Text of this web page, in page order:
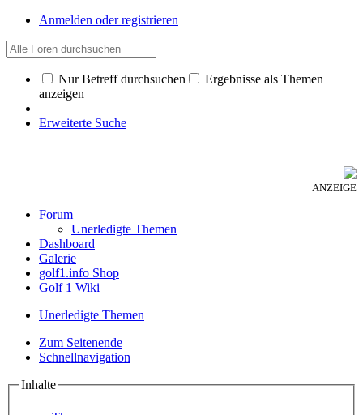
Anmelden oder registrieren
Nur Betreff durchsuchen
Ergebnisse als Themen
anzeigen
Erweiterte Suche
ANZEIGE
Forum
Unerledigte Themen
Dashboard
Galerie
golf1.info Shop
Golf 1 Wiki
Unerledigte Themen
Zum Seitenende
Schnellnavigation
Inhalte